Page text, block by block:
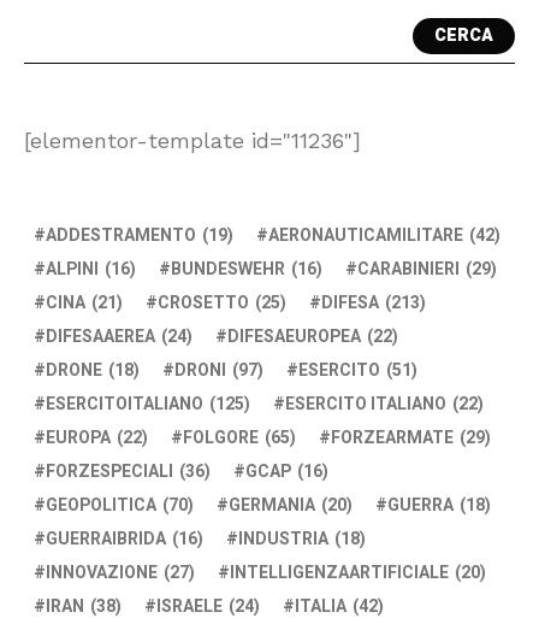
CERCA
[elementor-template id="11236"]
ADDESTRAMENTO (19) AERONAUTICAMILITARE (42)
ALPINI (16) BUNDESWEHR (16) CARABINIERI (29)
CINA (21) CROSETTO (25) DIFESA (213)
DIFESAAEREA (24) DIFESAEUROPEA (22)
DRONE (18) DRONI (97) ESERCITO (51)
ESERCITOITALIANO (125) ESERCITO ITALIANO (22)
EUROPA (22) FOLGORE (65) FORZEARMATE (29)
FORZESPECIALI (36) GCAP (16)
GEOPOLITICA (70) GERMANIA (20) GUERRA (18)
GUERRAIBRIDA (16) INDUSTRIA (18)
INNOVAZIONE (27) INTELLIGENZAARTIFICIALE (20)
IRAN (38) ISRAELE (24) ITALIA (42)